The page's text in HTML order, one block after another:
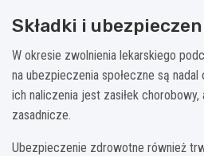
Składki i
W okresie zwolnienia lekarskiego
na ubezpieczenia społeczne są
ich naliczenia jest zasiłek chorobowy,
zasadnicze.
Ubezpieczenie zdrowotne również